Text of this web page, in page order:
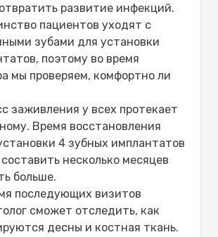
развитие инфекций.
пациентов уходят с
зубами для установки
поэтому во время
мы проверяем, комфортно ли
заживления у всех протекает
Время восстановления
4 зубных имплантатов
несколько месяцев
больше.
последующих визитов
сможет отследить, как
десны и костная ткань.